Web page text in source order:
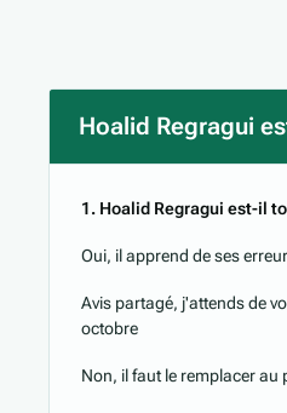
Hoalid Regragui
1. Hoalid Regragui est-il
Oui, il apprend de ses
Avis partagé, j'attends de
octobre
Non, il faut le remplacer au